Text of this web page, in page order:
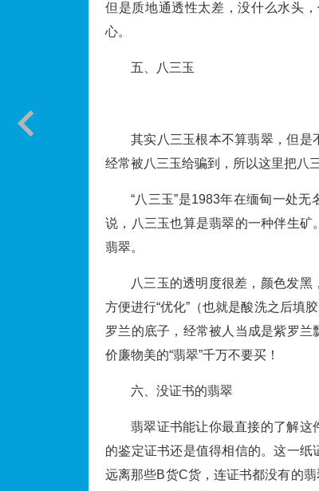
但是质地通透性太差，没什么水头
心。
五、八三玉
其实八三玉根本不算翡翠，但是
经常被八三玉给骗到，所以这里把八
“八三玉”是1983年在缅甸一处
说，八三玉也算是翡翠的一种伴生
翡翠。
八三玉的透明度很差，颜色发
方便进行“优化”（也就是酸洗之后填
罗兰的底子，经常被人当成是紫罗
价廉物美的“翡翠”千万不要买！
六、没证书的翡翠
翡翠证书能让你最直接的了解这
的鉴定证书还是值得相信的。这一
远离那些B货C货，连证书都没有的